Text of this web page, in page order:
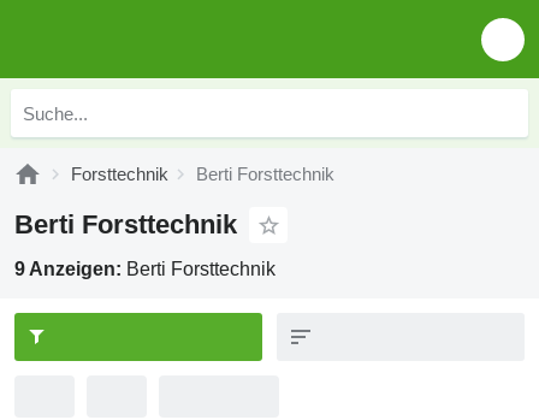
Forsttechnik Berti Forsttechnik
Berti Forsttechnik
9 Anzeigen: Berti Forsttechnik